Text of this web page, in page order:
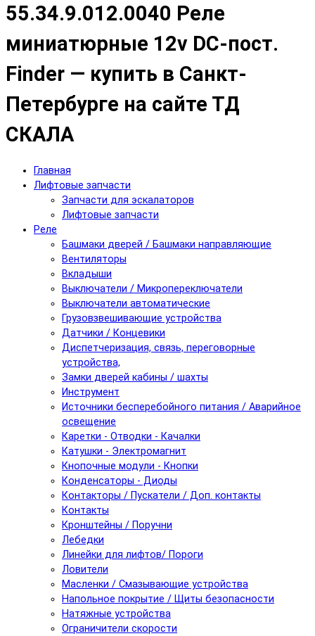
55.34.9.012.0040 Реле
миниатюрные 12v DC-пост.
Finder — купить в Санкт-
Петербурге на сайте ТД
СКАЛА
Главная
Лифтовые запчасти
Запчасти для эскалаторов
Лифтовые запчасти
Реле
Башмаки дверей / Башмаки направляющие
Вентиляторы
Вкладыши
Выключатели / Микропереключатели
Выключатели автоматические
Грузовзвешивающие устройства
Датчики / Концевики
Диспетчеризация, связь, переговорные
устройства,
Замки дверей кабины / шахты
Инструмент
Источники бесперебойного питания / Аварийное
освещение
Каретки - Отводки - Качалки
Катушки - Электромагнит
Кнопочные модули - Кнопки
Конденсаторы - Диоды
Контакторы / Пускатели / Доп. контакты
Контакты
Кронштейны / Поручни
Лебедки
Линейки для лифтов/ Пороги
Ловители
Масленки / Смазывающие устройства
Напольное покрытие / Щиты безопасности
Натяжные устройства
Ограничители скорости